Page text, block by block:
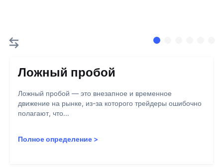
Ложный пробой
Ложный пробой — это внезапное и временное
движение на рынке, из-за которого трейдеры ошибочно
полагают, что...
Полное определение >